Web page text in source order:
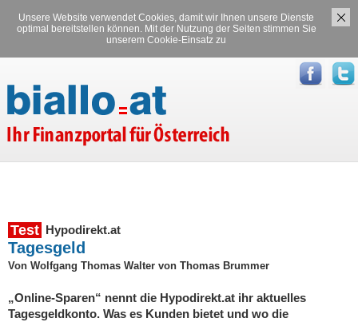
Unsere Website verwendet Cookies, damit wir Ihnen unsere Dienste
optimal bereitstellen können. Mit der Nutzung der Seiten stimmen Sie
unserem Cookie-Einsatz zu
Versicherungen Stromvergleich
Test Hypodirekt.at
Tagesgeld
Von Wolfgang Thomas Walter von Thomas Brummer
„Online-Sparen“ nennt die Hypodirekt.at ihr aktuelles
Tagesgeldkonto. Was es Kunden bietet und wo die